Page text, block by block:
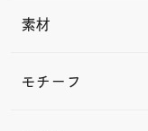
素材
モチーフ